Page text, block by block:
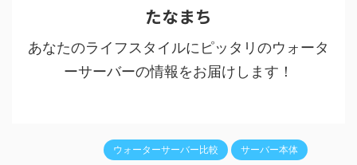
たなまち
あなたのライフスタイルにピッタリのウォータ
ーサーバーの情報をお届けします！
ウォーターサーバー比較 サーバー本体